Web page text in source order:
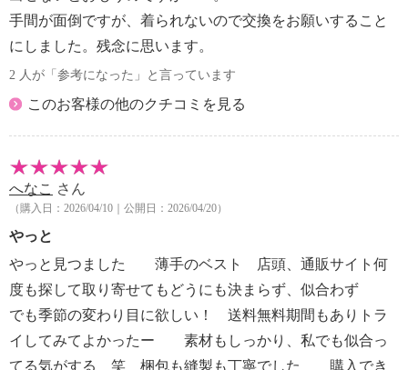
手間が面倒ですが、着られないので交換をお願いすること
にしました。残念に思います。
2 人が「参考になった」と言っています
このお客様の他のクチコミを見る
へなこ さん
（購入日：2026/04/10｜公開日：2026/04/20）
やっと
やっと見つました 薄手のベスト 店頭、通販サイト何
度も探して取り寄せてもどうにも決まらず、似合わず
でも季節の変わり目に欲しい！ 送料無料期間もありトラ
イしてみてよかったー 素材もしっかり、私でも似合っ
てる気がする 笑 梱包も縫製も丁寧でした 購入でき